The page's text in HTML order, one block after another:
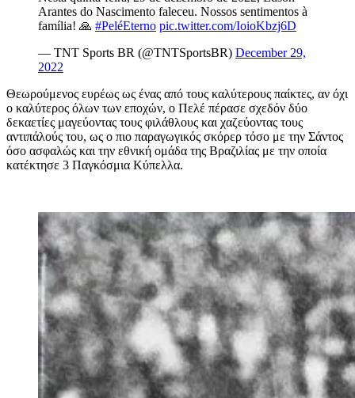
Arantes do Nascimento faleceu. Nossos sentimentos à
família! 🙏 #PeléEterno pic.twitter.com/IoioKbzj6D
— TNT Sports BR (@TNTSportsBR) December 29,
2022
Θεωρούμενος ευρέως ως ένας από τους καλύτερους παίκτες, αν όχι
ο καλύτερος όλων των εποχών, ο Πελέ πέρασε σχεδόν δύο
δεκαετίες μαγεύοντας τους φιλάθλους και χαζεύοντας τους
αντιπάλούς του, ως ο πιο παραγωγικός σκόρερ τόσο με την Σάντος
όσο ασφαλώς και την εθνική ομάδα της Βραζιλίας με την οποία
κατέκτησε 3 Παγκόσμια Κύπελλα.